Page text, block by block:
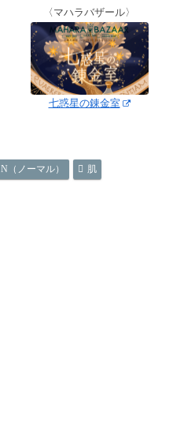
〈マハラバザール〉
七惑星の錬金室
N（ノーマル） 肌